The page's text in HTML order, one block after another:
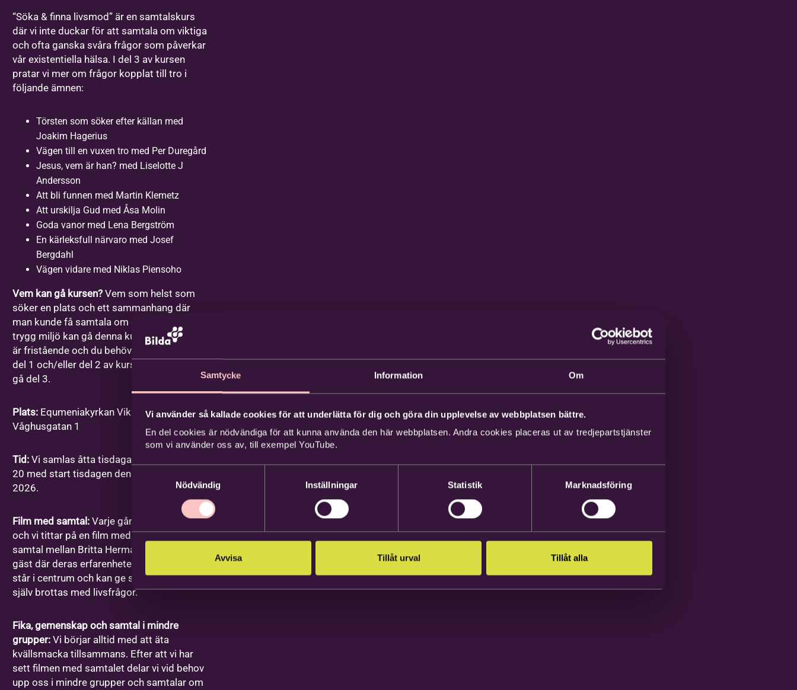
Samtycke Information Om
Vi använder så kallade cookies för att underlätta för dig och göra din upplevelse av webbplatsen bättre.
En del cookies är nödvändiga för att kunna använda den här webbplatsen. Andra cookies placeras ut av tredjepartstjänster
som vi använder oss av, till exempel YouTube.
Nödvändig
Inställningar Statistik Marknadsföring
Avvisa Tillåt urval Tillåt alla
“Söka & finna livsmod” är en samtalskurs
där vi inte duckar för att samtala om viktiga
och ofta ganska svåra frågor som påverkar
vår existentiella hälsa. I del 3 av kursen
pratar vi mer om frågor kopplat till tro i
följande ämnen:
Törsten som söker efter källan med
Joakim Hagerius
Vägen till en vuxen tro med Per Duregård
Jesus, vem är han? med Liselotte J
Andersson
Att bli funnen med Martin Klemetz
Att urskilja Gud med Åsa Molin
Goda vanor med Lena Bergström
En kärleksfull närvaro med Josef
Bergdahl
Vägen vidare med Niklas Piensoho
Vem kan gå kursen? Vem som helst som
söker en plats och ett sammanhang där
man kunde få samtala om dessa frågor i en
trygg miljö kan gå denna kurs. Varje gång
är fristående och du behöver inte ha gått
del 1 och/eller del 2 av kursen för att kunna
gå del 3.
Plats: Equmeniakyrkan Vikingstad,
Våghusgatan 1
Tid: Vi samlas åtta tisdagar mellan kl. 18-
20 med start tisdagen den 1 september
2026.
Film med samtal: Varje gång har ett ämne
och vi tittar på en film med ett förinspelat
samtal mellan Britta Hermansson och en
gäst där deras erfarenheter och berättelser
står i centrum och kan ge stöd åt den som
själv brottas med livsfrågor.
Fika, gemenskap och samtal i mindre
grupper: Vi börjar alltid med att äta
kvällsmacka tillsammans. Efter att vi har
sett filmen med samtalet delar vi vid behov
upp oss i mindre grupper och samtalar om